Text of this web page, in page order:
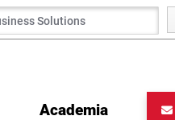
Academia